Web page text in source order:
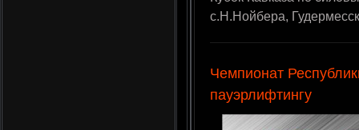
с.Н.Нойбера,
Чемпионат
пауэрлифтингу